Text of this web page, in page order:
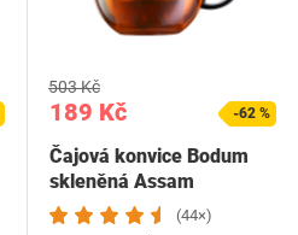
189 Kč
503 Kč
-62 %
Čajová konvice Bodum
skleněná Assam
(44×)